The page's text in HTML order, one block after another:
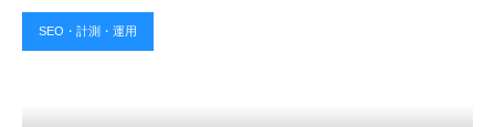
SEO・計測・運用